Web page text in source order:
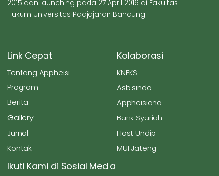
2015 dan launching pada 27 April 2016 di Fakultas
Hukum Universitas Padjajaran Bandung.
Link Cepat
Tentang Appheisi
Program
Berita
Gallery
Jurnal
Kontak
Kolaborasi
KNEKS
Asbisindo
Appheisiana
Bank Syariah
Host Undip
MUI Jateng
Ikuti Kami di Sosial Media